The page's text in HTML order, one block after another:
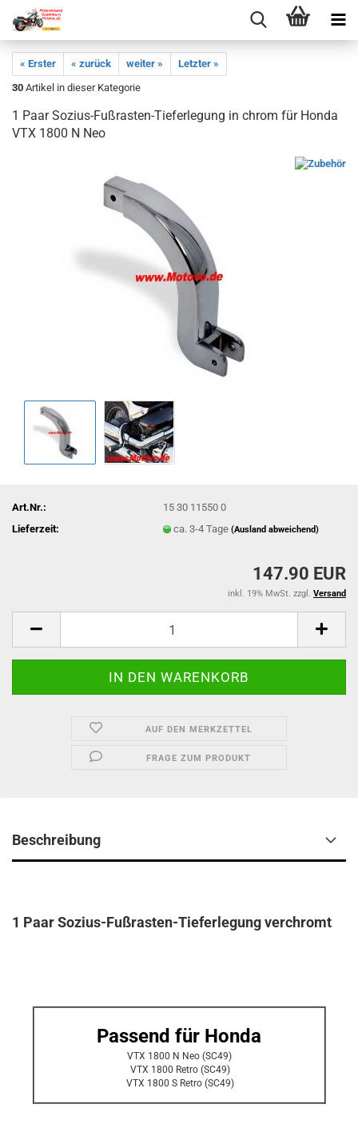
« Erster « zurück weiter »
Letzter »
30 Artikel in dieser Kategorie
1 Paar Sozius-Fußrasten-Tieferlegung in chrom für Honda
VTX 1800 N Neo
Art.Nr.:
15 30 11550 0
Lieferzeit:
ca. 3-4 Tage(Ausland abweichend)
147.90 EUR
inkl. 19% MwSt. zzgl. Versand
AUF DEN MERKZETTEL
FRAGE ZUM PRODUKT
Beschreibung
1 Paar Sozius-Fußrasten-Tieferlegung verchromt
Passend für Honda
VTX 1800 N Neo (SC49)
VTX 1800 Retro (SC49)
VTX 1800 S Retro (SC49)